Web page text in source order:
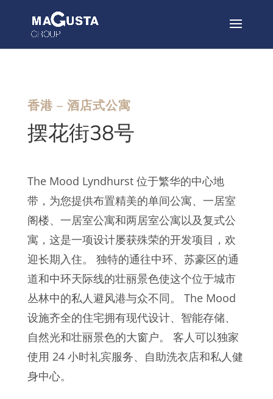
香港 – 酒店式公寓
摆花街38号
The Mood Lyndhurst 位于繁华的中心地
带，为您提供布置精美的单间公寓、一居室
阁楼、一居室公寓和两居室公寓以及复式公
寓，这是一项设计屡获殊荣的开发项目，欢
迎长期入住。 独特的通往中环、苏豪区的通
道和中环天际线的壮丽景色使这个位于城市
丛林中的私人避风港与众不同。 The Mood
设施齐全的住宅拥有现代设计、智能存储、
自然光和壮丽景色的大窗户。 客人可以独家
使用 24 小时礼宾服务、自助洗衣店和私人健
身中心。